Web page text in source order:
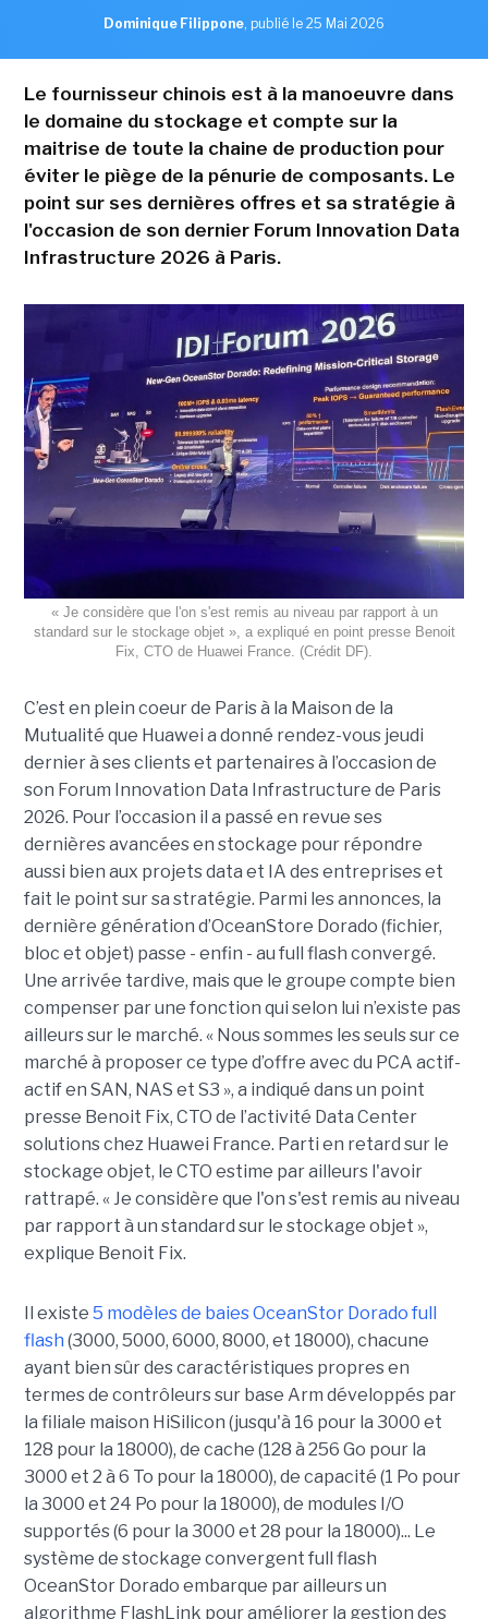
Dominique Filippone, publié le 25 Mai 2026
Le fournisseur chinois est à la manoeuvre dans
le domaine du stockage et compte sur la
maitrise de toute la chaine de production pour
éviter le piège de la pénurie de composants. Le
point sur ses dernières offres et sa stratégie à
l'occasion de son dernier Forum Innovation Data
Infrastructure 2026 à Paris.
« Je considère que l'on s'est remis au niveau par rapport à un
standard sur le stockage objet », a expliqué en point presse Benoit
Fix, CTO de Huawei France. (Crédit DF).
C’est en plein coeur de Paris à la Maison de la
Mutualité que Huawei a donné rendez-vous jeudi
dernier à ses clients et partenaires à l’occasion de
son Forum Innovation Data Infrastructure de Paris
2026. Pour l’occasion il a passé en revue ses
dernières avancées en stockage pour répondre
aussi bien aux projets data et IA des entreprises et
fait le point sur sa stratégie. Parmi les annonces, la
dernière génération d’OceanStore Dorado (fichier,
bloc et objet) passe - enfin - au full flash convergé.
Une arrivée tardive, mais que le groupe compte bien
compenser par une fonction qui selon lui n’existe pas
ailleurs sur le marché. « Nous sommes les seuls sur ce
marché à proposer ce type d’offre avec du PCA actif-
actif en SAN, NAS et S3 », a indiqué dans un point
presse Benoit Fix, CTO de l’activité Data Center
solutions chez Huawei France. Parti en retard sur le
stockage objet, le CTO estime par ailleurs l'avoir
rattrapé. « Je considère que l'on s'est remis au niveau
par rapport à un standard sur le stockage objet »,
explique Benoit Fix.
Il existe 5 modèles de baies OceanStor Dorado full
flash (3000, 5000, 6000, 8000, et 18000), chacune
ayant bien sûr des caractéristiques propres en
termes de contrôleurs sur base Arm développés par
la filiale maison HiSilicon (jusqu'à 16 pour la 3000 et
128 pour la 18000), de cache (128 à 256 Go pour la
3000 et 2 à 6 To pour la 18000), de capacité (1 Po pour
la 3000 et 24 Po pour la 18000), de modules I/O
supportés (6 pour la 3000 et 28 pour la 18000)... Le
système de stockage convergent full flash
OceanStor Dorado embarque par ailleurs un
algorithme FlashLink pour améliorer la gestion des